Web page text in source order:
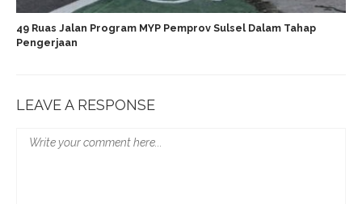
49 Ruas Jalan Program MYP Pemprov Sulsel Dalam Tahap
Pengerjaan
LEAVE A RESPONSE